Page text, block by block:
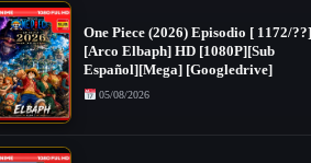
One Piece (2026) Episodio [ 1172/??]
[Arco Elbaph] HD [1080P][Sub
Español][Mega] [Googledrive]
05/08/2026